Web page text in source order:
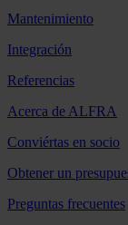
Mantenimiento
Integración
Referencias
Acerca de ALFRA
Conviértas en socio
Obtener un
Preguntas frecuentes